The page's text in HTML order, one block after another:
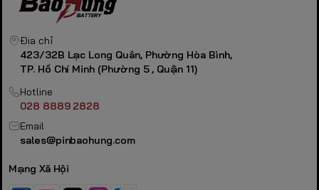
Địa chỉ
423/32B Lạc Long Quân, Phường Hòa Bình,
TP. Hồ Chí Minh (Phường 5 , Quận 11)
Hotline
028 8889 2828
Email
sales@pinbaohung.com
Mạng Xã Hội